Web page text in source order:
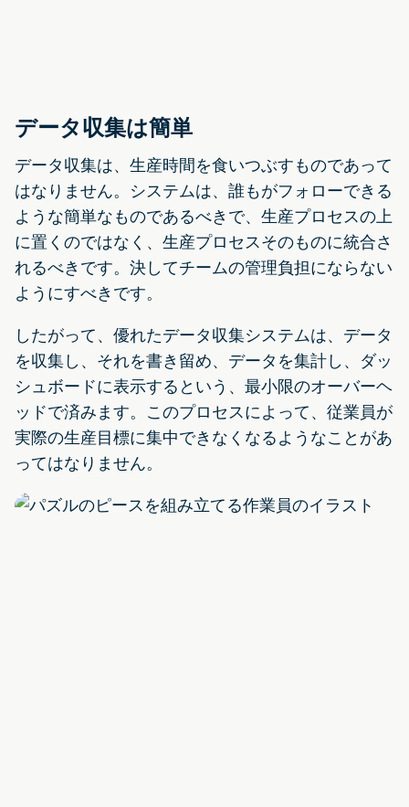
データ収集は簡単
データ収集は、生産時間を食いつぶすものであって
はなりません。システムは、誰もがフォローできる
ような簡単なものであるべきで、生産プロセスの上
に置くのではなく、生産プロセスそのものに統合さ
れるべきです。決してチームの管理負担にならない
ようにすべきです。
したがって、優れたデータ収集システムは、データ
を収集し、それを書き留め、データを集計し、ダッ
シュボードに表示するという、最小限のオーバーヘ
ッドで済みます。このプロセスによって、従業員が
実際の生産目標に集中できなくなるようなことがあ
ってはなりません。